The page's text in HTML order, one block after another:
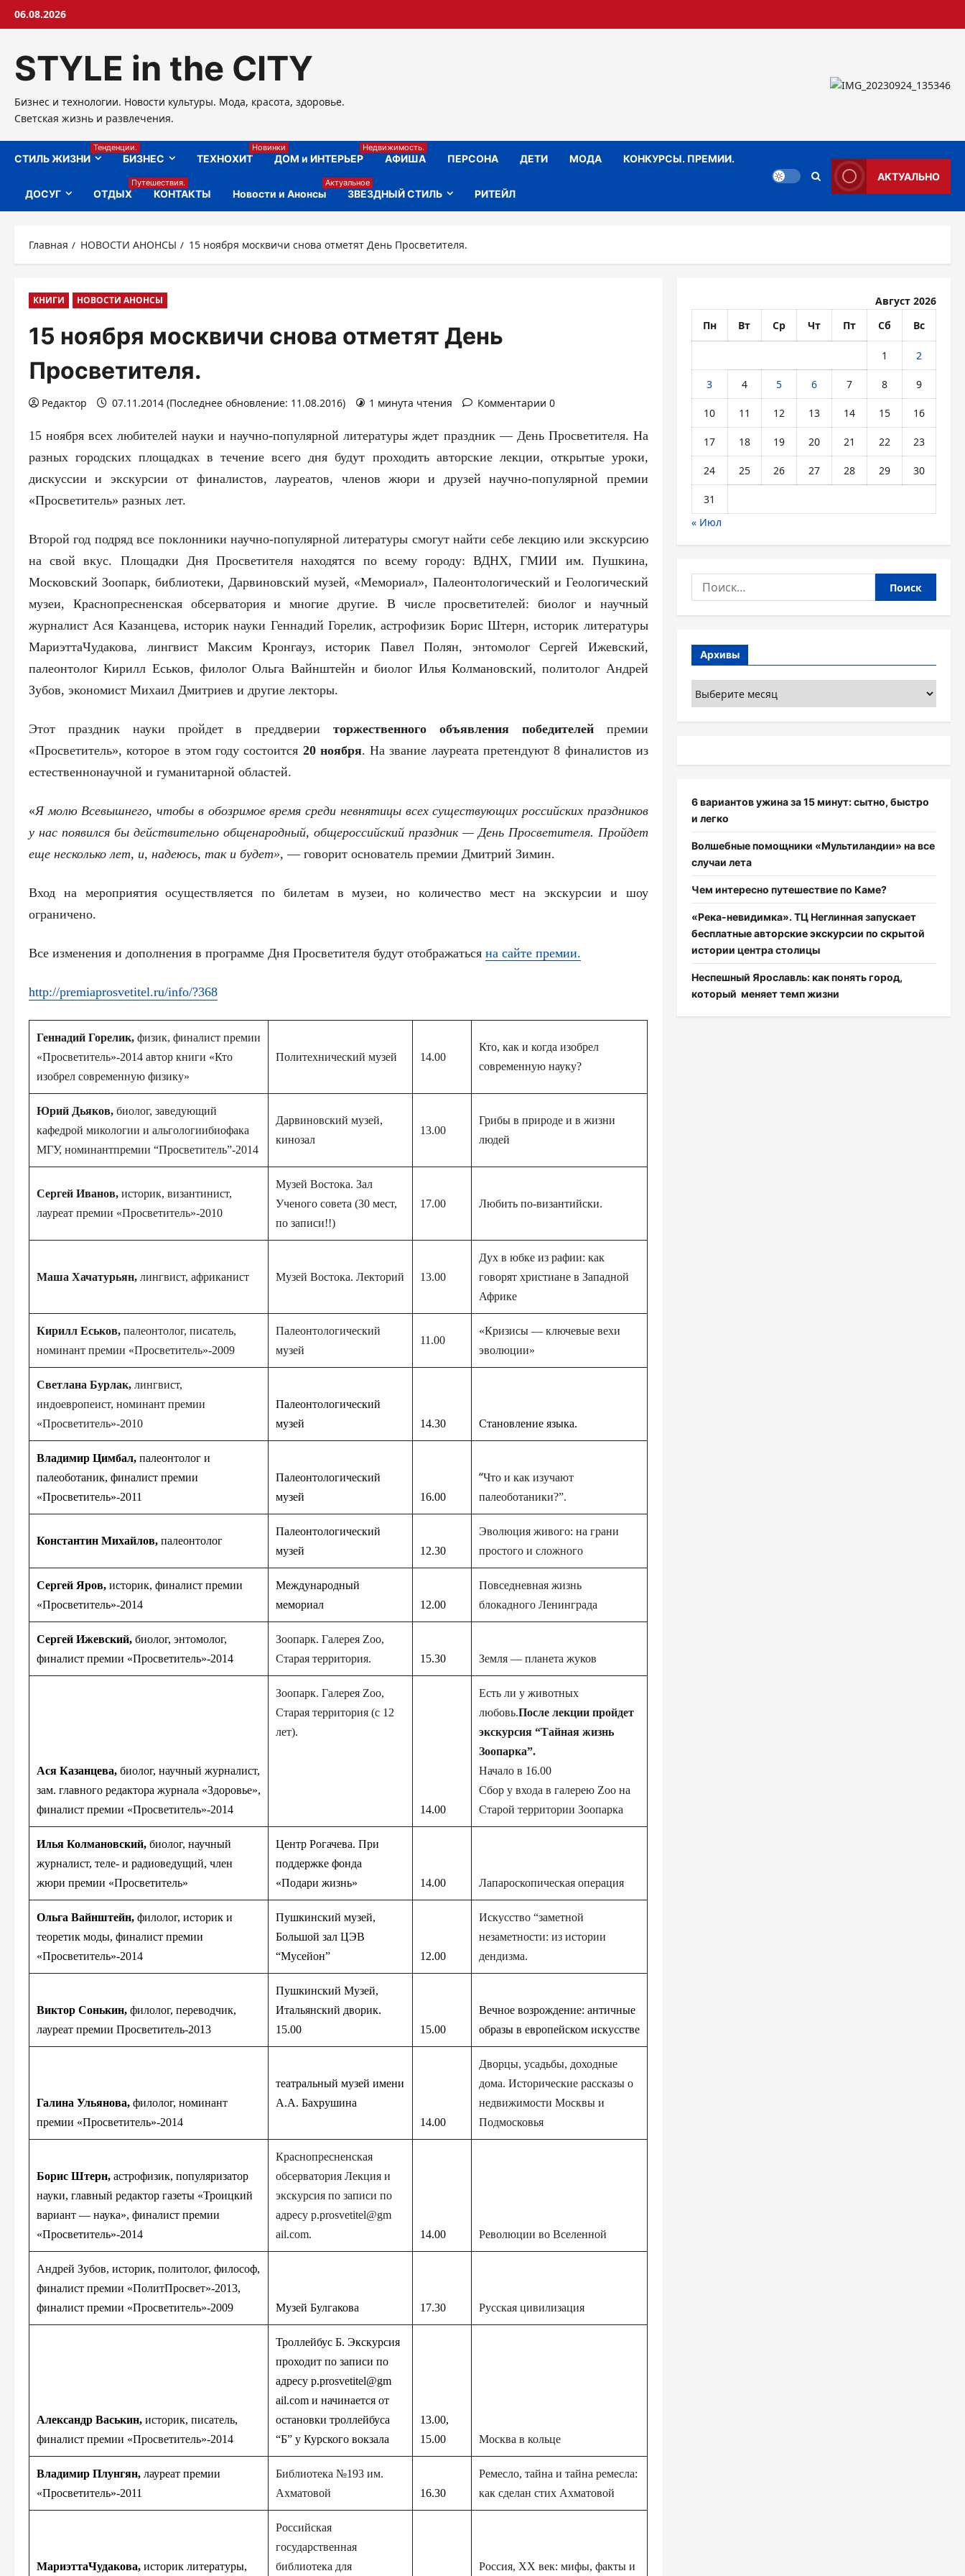
Перейти
06.08.2026
STYLE in the CITY
Бизнес и технологии. Новости культуры. Мода, красота, здоровье.
Светская жизнь и развлечения.
СТИЛЬ ЖИЗНИ
Тенденции.
БИЗНЕС ТЕХНОХИТ
Новинки
ДОМ и ИНТЕРЬЕР
Недвижимость.
АФИША ПЕРСОНА ДЕТИ МОДА КОНКУРСЫ. ПРЕМИИ.
ДОСУГ ОТДЫХ
Путешествия.
КОНТАКТЫ Новости и Анонсы
Актуальное
ЗВЕЗДНЫЙ СТИЛЬ РИТЕЙЛ
АКТУАЛЬНО
Главная НОВОСТИ АНОНСЫ 15 ноября москвичи снова отметят День Просветителя.
КНИГИ НОВОСТИ АНОНСЫ
15 ноября москвичи снова отметят День
Просветителя.
Редактор 07.11.2014 (Последнее обновление: 11.08.2016) 1 минута чтения Комментарии 0
15 ноября всех любителей науки и научно-популярной литературы ждет праздник — День Просветителя. На
разных городских площадках в течение всего дня будут проходить авторские лекции, открытые уроки,
дискуссии и экскурсии от финалистов, лауреатов, членов жюри и друзей научно-популярной премии
«Просветитель» разных лет.
Второй год подряд все поклонники научно-популярной литературы смогут найти себе лекцию или экскурсию
на свой вкус. Площадки Дня Просветителя находятся по всему городу: ВДНХ, ГМИИ им. Пушкина,
Московский Зоопарк, библиотеки, Дарвиновский музей, «Мемориал», Палеонтологический и Геологический
музеи, Краснопресненская обсерватория и многие другие. В числе просветителей: биолог и научный
журналист Ася Казанцева, историк науки Геннадий Горелик, астрофизик Борис Штерн, историк литературы
МариэттаЧудакова, лингвист Максим Кронгауз, историк Павел Полян, энтомолог Сергей Ижевский,
палеонтолог Кирилл Еськов, филолог Ольга Вайнштейн и биолог Илья Колмановский, политолог Андрей
Зубов, экономист Михаил Дмитриев и другие лекторы.
Этот праздник науки пройдет в преддверииторжественного объявления победителейпремии
«Просветитель», которое в этом году состоится 20 ноября. На звание лауреата претендуют 8 финалистов из
естественнонаучной и гуманитарной областей.
«Я молю Всевышнего, чтобы в обозримое время среди невнятицы всех существующих российских праздников
у нас появился бы действительно общенародный, общероссийский праздник — День Просветителя. Пройдет
еще несколько лет, и, надеюсь, так и будет», — говорит основатель премии Дмитрий Зимин.
Вход на мероприятия осуществляется по билетам в музеи, но количество мест на экскурсии и шоу
ограничено.
Все изменения и дополнения в программе Дня Просветителя будут отображаться на сайте премии.
http://premiaprosvetitel.ru/info/?368
Геннадий Горелик, физик, финалист премии
«Просветитель»-2014 автор книги «Кто
изобрел современную физику»
Политехнический музей 14.00
Кто, как и когда изобрел
современную науку?
Юрий Дьяков, биолог, заведующий
кафедрой микологии и альгологиибиофака
МГУ, номинантпремии “Просветитель”-2014
Дарвиновский музей,
кинозал
13.00
Грибы в природе и в жизни
людей
Сергей Иванов, историк, византинист,
лауреат премии «Просветитель»-2010
Музей Востока. Зал
Ученого совета (30 мест,
по записи!!)
17.00 Любить по-византийски.
Маша Хачатурьян, лингвист, африканист Музей Востока. Лекторий 13.00
Дух в юбке из рафии: как
говорят христиане в Западной
Африке
Кирилл Еськов, палеонтолог, писатель,
номинант премии «Просветитель»-2009
Палеонтологический
музей
11.00
«Кризисы — ключевые вехи
эволюции»
Cветлана Бурлак, лингвист,
индоевропеист, номинант премии
«Просветитель»-2010
Палеонтологический
музей
14.30 Становление языка.
Владимир Цимбал, палеонтолог и
палеоботаник, финалист премии
«Просветитель»-2011
Палеонтологический
музей
16.00
“Что и как изучают
палеоботаники?”.
Константин Михайлов, палеонтолог
Палеонтологический
музей
12.30
Эволюция живого: на грани
простого и сложного
Сергей Яров, историк, финалист премии
«Просветитель»-2014
Международный
мемориал
12.00
Повседневная жизнь
блокадного Ленинграда
Сергей Ижевский, биолог, энтомолог,
финалист премии «Просветитель»-2014
Зоопарк. Галерея Zoo,
Старая территория.
15.30 Земля — планета жуков
Ася Казанцева, биолог, научный журналист,
зам. главного редактора журнала «Здоровье»,
финалист премии «Просветитель»-2014
Зоопарк. Галерея Zoo,
Старая территория (с 12
лет).
14.00
Есть ли у животных
любовь.После лекции пройдет
экскурсия “Тайная жизнь
Зоопарка”.
Начало в 16.00
Сбор у входа в галерею Zoo на
Старой территории Зоопарка
Илья Колмановский, биолог, научный
журналист, теле- и радиоведущий, член
жюри премии «Просветитель»
Центр Рогачева. При
поддержке фонда
«Подари жизнь»
14.00 Лапароскопическая операция
Ольга Вайнштейн, филолог, историк и
теоретик моды, финалист премии
«Просветитель»-2014
Пушкинский музей,
Большой зал ЦЭВ
“Мусейон”
12.00
Искусство “заметной
незаметности: из истории
дендизма.
Виктор Сонькин, филолог, переводчик,
лауреат премии Просветитель-2013
Пушкинский Музей,
Итальянский дворик.
15.00
15.00
Вечное возрождение: античные
образы в европейском искусстве
Галина Ульянова, филолог, номинант
премии «Просветитель»-2014
театральный музей имени
А.А. Бахрушина
14.00
Дворцы, усадьбы, доходные
дома. Исторические рассказы о
недвижимости Москвы и
Подмосковья
Борис Штерн, астрофизик, популяризатор
науки, главный редактор газеты «Троицкий
вариант — наука», финалист премии
«Просветитель»-2014
Краснопресненская
обсерватория Лекция и
экскурсия по записи по
адресу p.prosvetitel@gm
ail.com.
14.00 Революции во Вселенной
Андрей Зубов, историк, политолог, философ,
финалист премии «ПолитПросвет»-2013,
финалист премии «Просветитель»-2009 Музей Булгакова 17.30 Русская цивилизация
Александр Васькин, историк, писатель,
финалист премии «Просветитель»-2014
Троллейбус Б. Экскурсия
проходит по записи по
адресу p.prosvetitel@gm
ail.com и начинается от
остановки троллейбуса
“Б” у Курского вокзала
13.00,
15.00
Москва в кольце
Владимир Плунгян, лауреат премии
«Просветитель»-2011
Библиотека №193 им.
Ахматовой
16.30
Ремесло, тайна и тайна ремесла:
как сделан стих Ахматовой
МариэттаЧудакова, историк литературы,
Российская
государственная
библиотека для
Россия, XX век: мифы, факты и
Август 2026
Пн
Вт Ср Чт Пт Сб Вс
1 2
3 4 5 6 7 8 9
10 11 12 13 14 15 16
17 18 19 20 21 22 23
24 25 26 27 28 29 30
31
« Июл
Найти:
Архивы
Архивы
6 вариантов ужина за 15 минут: сытно, быстро
и легко
Волшебные помощники «Мультиландии» на все
случаи лета
Чем интересно путешествие по Каме?
«Река-невидимка». ТЦ Неглинная запускает
бесплатные авторские экскурсии по скрытой
истории центра столицы
Неспешный Ярославль: как понять город,
который меняет темп жизни